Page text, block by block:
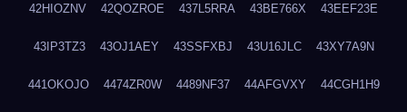
42HIOZNV 42QOZROE 437L5RRA 43BE766X 43EEF23E
43IP3TZ3 43OJ1AEY 43SSFXBJ 43U16JLC 43XY7A9N
441OKOJO 4474ZR0W 4489NF37 44AFGVXY 44CGH1H9